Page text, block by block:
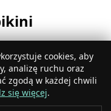
cookies, aby
analizę ruchu oraz
zgodą w każdej chwili
się więcej.